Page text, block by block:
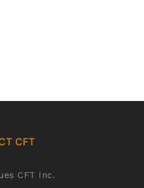
CFT
CFT Inc.